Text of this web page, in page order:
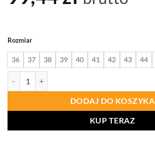
Rozmiar
36 37 38 39 40 41 42 43 44
DODAJ DO KOSZYKA
KUP TERAZ